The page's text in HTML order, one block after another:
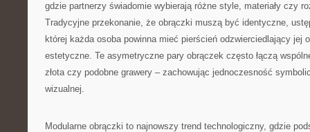
gdzie partnerzy świadomie wybierają różne style, materiały czy
Tradycyjne przekonanie, że obrączki muszą być identyczne,
której każda osoba powinna mieć pierścień odzwierciedlający jej
estetyczne. Te asymetryczne pary obrączek często łączą
złota czy podobne grawery – zachowując jednoczesność
wizualnej.
Modularne obrączki to najnowszy trend technologiczny, gdzie